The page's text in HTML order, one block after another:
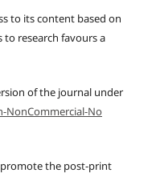
to its content based on
to research favours a
of the journal under
NonCommercial-No
the post-print